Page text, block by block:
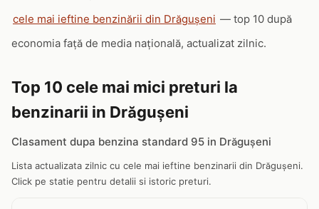
cele mai ieftine benzinării din Drăguşeni — top 10 după
economia față de media națională, actualizat zilnic.
Top 10 cele mai mici preturi la
benzinarii in Drăguşeni
Clasament dupa benzina standard 95 in Drăguşeni
Lista actualizata zilnic cu cele mai ieftine benzinarii din Drăguşeni.
Click pe statie pentru detalii si istoric preturi.